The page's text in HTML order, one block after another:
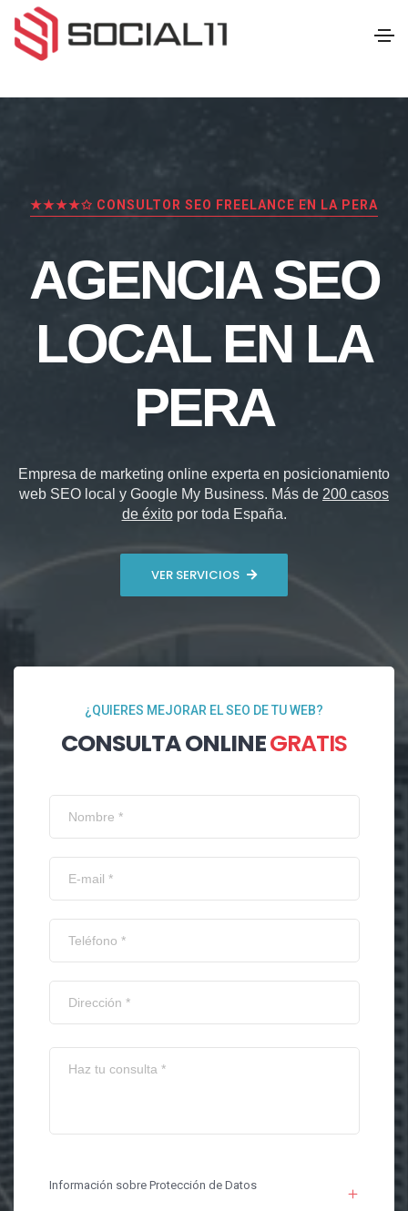
★★★★✩ CONSULTOR SEO FREELANCE EN LA PERA
AGENCIA SEO
LOCAL EN LA
PERA
Empresa de marketing online experta en posicionamiento
web SEO local y Google My Business. Más de 200 casos
de éxitopor toda España.
VER SERVICIOS
¿QUIERES MEJORAR EL SEO DE TU WEB?
CONSULTA ONLINEGRATIS
Información sobre Protección de Datos